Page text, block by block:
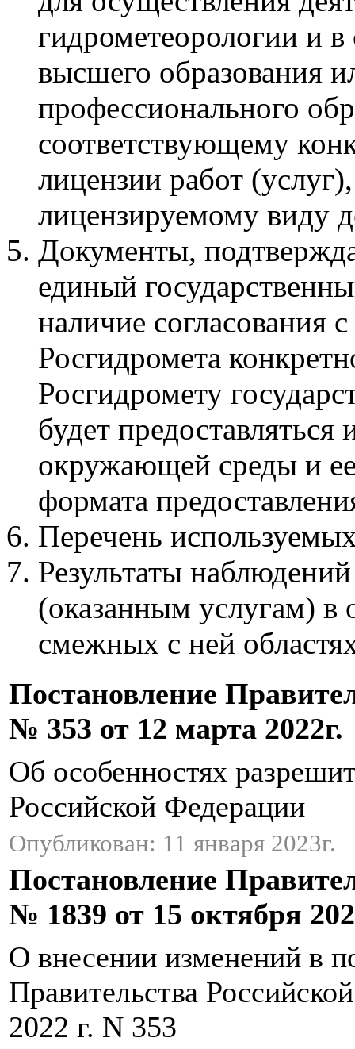
гидрометеорологии и
высшего образования
профессионального
соответствующему
лицензии работ
лицензируемому виду
Документы,
единый
наличие согласования
Росгидромета
Росгидромету
будет
окружающей среды и
формата
Перечень
Результаты
(оказанным услугам) в
смежных с ней
Постановление
№ 353 от 12 марта 2022г.
Об особенностях
Российской Федерации
Опубликован: 11 января 2023г.
Постановление
№ 1839 от 15 октября
О внесении изменений в
Правительства
2022 г. N 353